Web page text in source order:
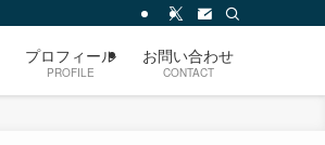
プロフィール
PROFILE
お問い合わせ
CONTACT